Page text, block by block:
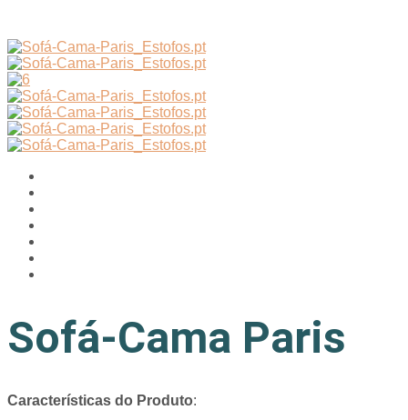
Sofá-Cama Paris
Características do Produto: